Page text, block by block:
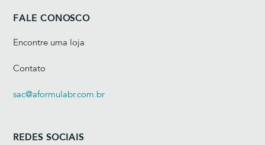
FALE CONOSCO
Encontre uma loja
Contato
sac@aformulabr.com.br
REDES SOCIAIS